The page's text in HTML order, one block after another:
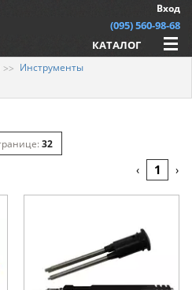
Вход
(095) 560-98-68
КАТАЛОГ
Инструменты
32
‹ 1 ›